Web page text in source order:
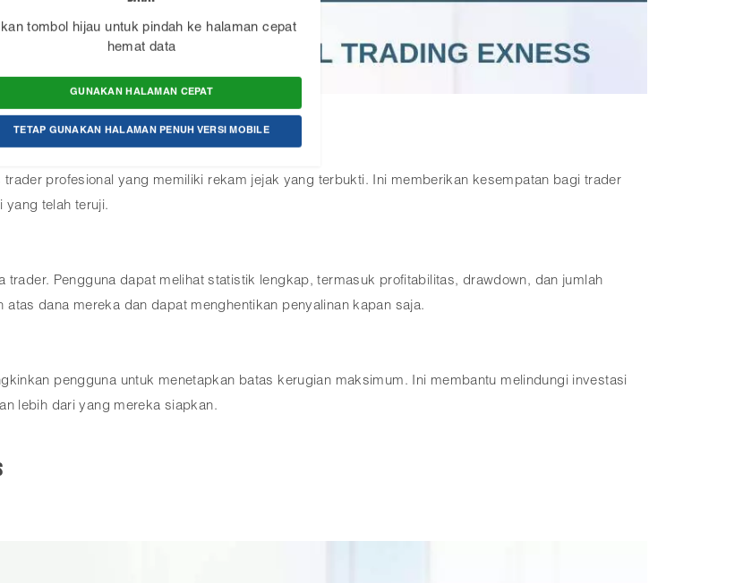
tombol hijau untuk pindah ke halaman cepat
hemat data
GUNAKAN HALAMAN CEPAT
TETAP GUNAKAN HALAMAN PENUH VERSI MOBILE
profesional yang memiliki rekam jejak yang terbukti. Ini memberikan kesempatan bagi trader
yang telah teruji.
trader. Pengguna dapat melihat statistik lengkap, termasuk profitabilitas, drawdown, dan jumlah
dana mereka dan dapat menghentikan penyalinan kapan saja.
pengguna untuk menetapkan batas kerugian maksimum. Ini membantu melindungi investasi
lebih dari yang mereka siapkan.